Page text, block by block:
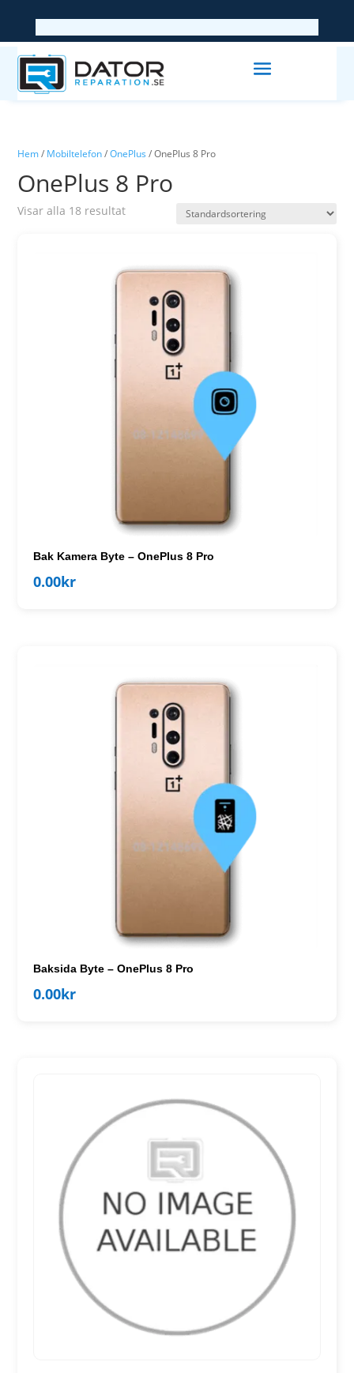
Hem/ Mobiltelefon/OnePlus / OnePlus 8 Pro
OnePlus 8 Pro
Visar alla 18 resultat
Bak Kamera Byte – OnePlus 8 Pro
0.00kr
Baksida Byte – OnePlus 8 Pro
0.00kr